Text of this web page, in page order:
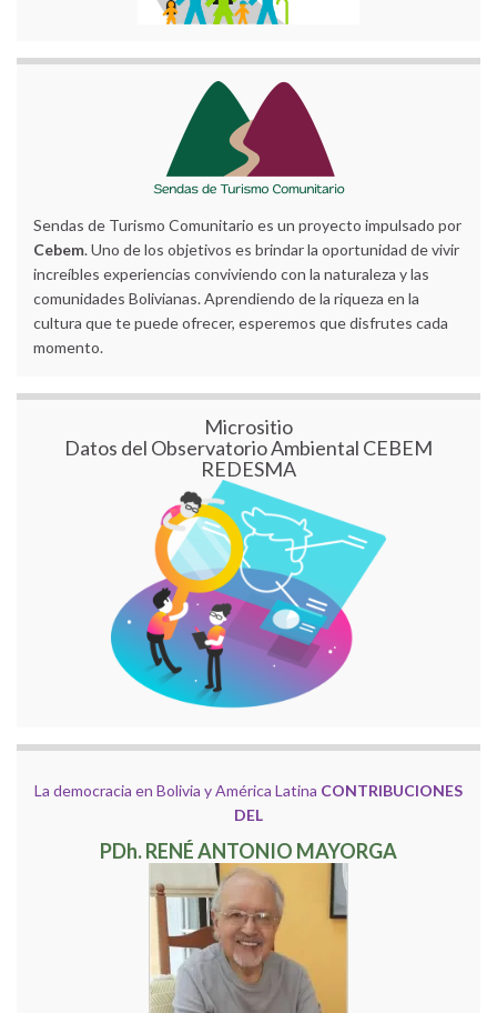
Sendas de Turismo Comunitario es un proyecto impulsado por
Cebem. Uno de los objetivos es brindar la oportunidad de vivir
increíbles experiencias conviviendo con la naturaleza y las
comunidades Bolivianas. Aprendiendo de la riqueza en la
cultura que te puede ofrecer, esperemos que disfrutes cada
momento.
Micrositio
Datos del Observatorio Ambiental CEBEM
REDESMA
La democracia en Bolivia y América Latina CONTRIBUCIONES
DEL
PDh. RENÉ ANTONIO MAYORGA